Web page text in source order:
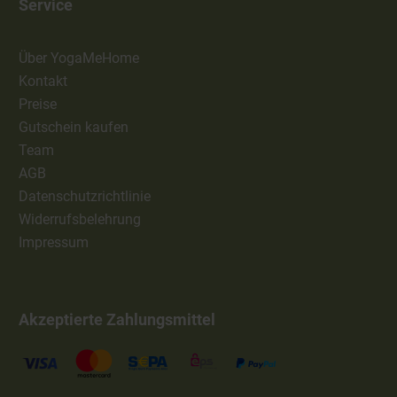
Service
Über YogaMeHome
Kontakt
Preise
Gutschein kaufen
Team
AGB
Datenschutzrichtlinie
Widerrufsbelehrung
Impressum
Akzeptierte Zahlungsmittel